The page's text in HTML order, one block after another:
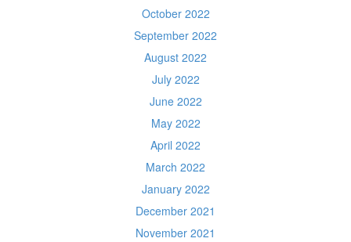
October 2022
September 2022
August 2022
July 2022
June 2022
May 2022
April 2022
March 2022
January 2022
December 2021
November 2021